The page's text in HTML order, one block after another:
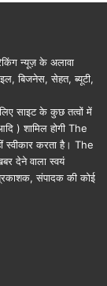
न्यूज़ के अलावा
बिजनेस, सेहत, ब्यूटी,
साइट के कुछ तत्वों में
) शामिल होगी The
स्वीकार करता है। The
देने वाला स्वयं
संपादक की कोई